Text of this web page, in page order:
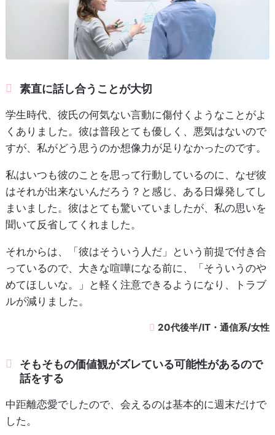
素直に話し合うことが大切
学生時代、彼氏の何気ない言動に傷付くようなことがよ
くありました。彼は普段とても優しく、悪気はないので
すが、私がどう思うのか想像力が足りなかったのです。
私はいつも彼のことを思って行動しているのに、なぜ彼
はそれが出来ないんだろう？と感じ、ある日爆発してし
まいました。彼はとても驚いていましたが、私の思いを
聞いて反省してくれました。
それからは、「彼はそういう人だ」という前提で付き合
っているので、大きな喧嘩になる前に、「そういうのや
めてほしいな。」と軽く注意できるようになり、トラブ
ルが減りました。
20代後半/IT・通信系/女性
そもそもの価値観がズレている可能性があるので
話をする
中距離恋愛でしたので、会えるのは基本的に週末だけで
した。